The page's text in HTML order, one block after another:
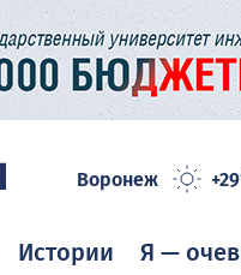
Воронеж
Истории Я —